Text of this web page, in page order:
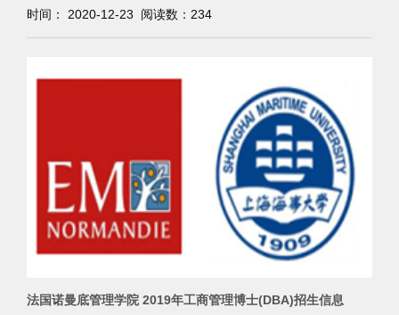
时间： 2020-12-23 阅读数： 234
法国诺曼底管理学院 2019年工商管理博士(DBA)招生信息